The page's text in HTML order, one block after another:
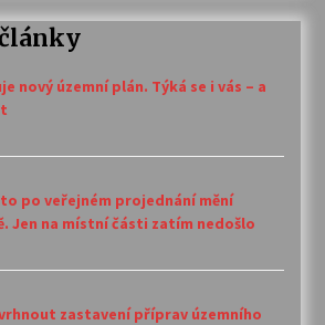
nový územní plán. Týká se i vás – a
po veřejném projednání mění
Jen na místní části zatím nedošlo
zastavení příprav územního